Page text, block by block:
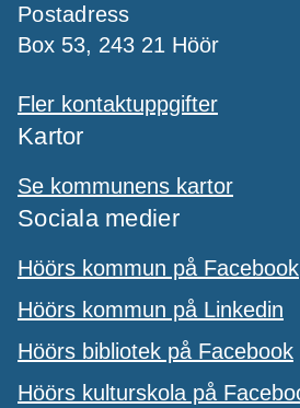
Postadress
Box 53, 243 21 Höör
Fler kontaktuppgifter
Kartor
Se kommunens kartor
Sociala medier
Höörs kommun på Facebook
Höörs kommun på Linkedin
Höörs bibliotek på Facebook
Höörs kulturskola på